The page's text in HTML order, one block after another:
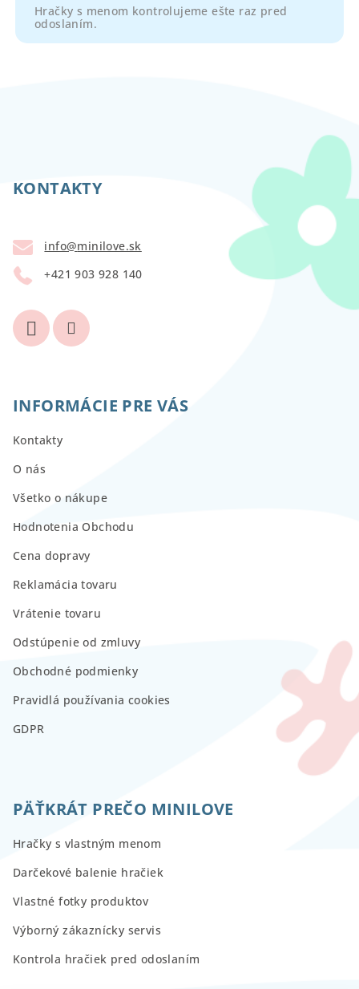
Hračky s menom kontrolujeme ešte raz pred
odoslaním.
KONTAKTY
info@minilove.sk
+421 903 928 140
INFORMÁCIE PRE VÁS
Kontakty
O nás
Všetko o nákupe
Hodnotenia Obchodu
Cena dopravy
Reklamácia tovaru
Vrátenie tovaru
Odstúpenie od zmluvy
Obchodné podmienky
Pravidlá používania cookies
GDPR
PÄŤKRÁT PREČO MINILOVE
Hračky s vlastným menom
Darčekové balenie hračiek
Vlastné fotky produktov
Výborný zákaznícky servis
Kontrola hračiek pred odoslaním